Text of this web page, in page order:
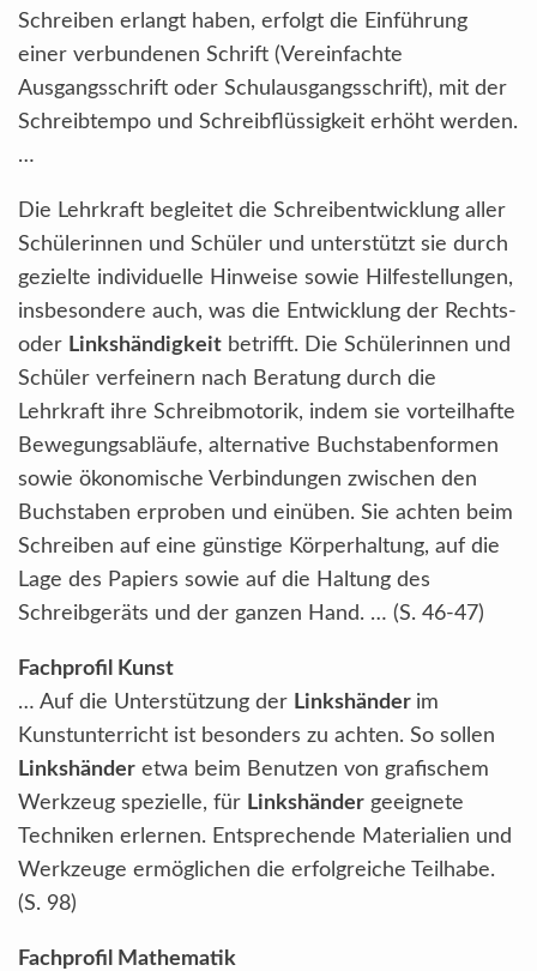
Schreiben erlangt haben, erfolgt die Einführung
einer verbundenen Schrift (Vereinfachte
Ausgangsschrift oder Schulausgangsschrift), mit der
Schreibtempo und Schreibflüssigkeit erhöht werden.
…
Die Lehrkraft begleitet die Schreibentwicklung aller
Schülerinnen und Schüler und unterstützt sie durch
gezielte individuelle Hinweise sowie Hilfestellungen,
insbesondere auch, was die Entwicklung der Rechts-
oder Linkshändigkeit betrifft. Die Schülerinnen und
Schüler verfeinern nach Beratung durch die
Lehrkraft ihre Schreibmotorik, indem sie vorteilhafte
Bewegungsabläufe, alternative Buchstabenformen
sowie ökonomische Verbindungen zwischen den
Buchstaben erproben und einüben. Sie achten beim
Schreiben auf eine günstige Körperhaltung, auf die
Lage des Papiers sowie auf die Haltung des
Schreibgeräts und der ganzen Hand. … (S. 46-47)
Fachprofil Kunst
… Auf die Unterstützung der Linkshänder im
Kunstunterricht ist besonders zu achten. So sollen
Linkshänder etwa beim Benutzen von grafischem
Werkzeug spezielle, für Linkshänder geeignete
Techniken erlernen. Entsprechende Materialien und
Werkzeuge ermöglichen die erfolgreiche Teilhabe.
(S. 98)
Fachprofil Mathematik